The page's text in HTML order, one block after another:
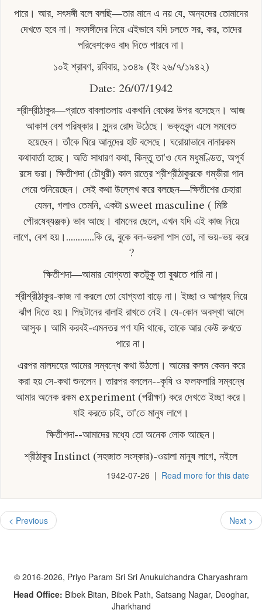
পারে। আর, সৎসঙ্গী বলে বলছি—তার মানে এ নয় যে, অন্যদের তোমাদের
দেখতে হবে না। সৎসঙ্গীদের নিয়ে এইভাবে যদি চলতে সর, কর, তাদের
পরিবেশকেও বাদ দিতে পারবে না।
১০ই শ্রাবণ, রবিবার, ১৩৪৯ (ইং ২৬/৭/১৯৪২)
Date: 26/07/1942
শ্রীশ্রীঠাকুর—প্রাতে বাবলাতলায় একখানি বেঞ্চের উপর বসেছেন। আজ
আকাশ বেশ পরিষ্কার। সুন্দর রােদ উঠেছে। ভক্তবৃন্দ এসে সমবেত
হয়েছেন। তাঁকে ঘিরে আনন্দের হাট বসেছে। ঘরােয়াভাবে নানারকম
কথাবার্তা হচ্ছে। অতি সাধারণ কথা, কিন্তু তা'ও যেন মধুমণ্ডিত, অপূর্ব
রসে ভরা। ক্ষিতীশদা (চৌধুরী) কাল রাত্রে শ্রীশ্রীঠাকুরকে গম্ভীরা গান
গেয়ে শুনিয়েছেন। সেই কথা উল্লেখ করে বলছেন—ক্ষিতীশের চেহারা
যেমন, গলাও তেমনি, একটা sweet masculine ( মিষ্টি
পৌরষেব্যঞ্জক) ভাব আছে। বামনের ছেলে, এখন যদি এই কাজ নিয়ে
লাগে, বেশ হয়।............কি রে, বুকে বল-ভরসা পাস তাে, না ভয়-ভয় করে
?
ক্ষিতীশদা—আমার যোগ্যতা কতটুকু তা বুঝতে পারি না।
শ্রীশ্রীঠাকুর-কাজ না করলে তাে যােগ্যতা বাড়ে না। ইচ্ছা ও আগ্রহ নিয়ে
ঝাঁপ দিতে হয়। পিছটানের বালাই রাখতে নেই। যে-কোন অবস্থা আসে
আসুক। আমি করবই-এমনতর পণ যদি থাকে, তাকে আর কেউ রুখতে
পারে না।
এরপর মালদহের আমের সম্বন্ধে কথা উঠলাে। আমের কলম কেমন করে
করা হয় সে-কথা শুনলেন। তারপর বললেন--কৃষি ও ফলফলারি সম্বন্ধে
আমার অনেক রকম experiment (পরীক্ষা) করে দেখতে ইচ্ছা করে।
যাই করতে চাই, তা'তে মানুষ লাগে।
ক্ষিতীশদা--আমাদের মধ্যে তো অনেক লোক আছেন।
শ্রীঠাকুর Instinct (সহজাত সংস্কার)-ওয়ালা মানুষ লাগে, নইলে
1942-07-26 | Read more for this date
< Previous Next >
© 2016-2026, Priyo Param Sri Sri Anukulchandra Charyashram
Head Office: Bibek Bitan, Bibek Path, Satsang Nagar, Deoghar,
Jharkhand